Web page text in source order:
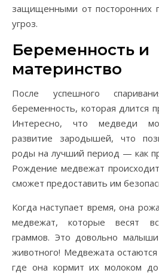
защищенными от посторонних
угроз.
Беременность и
материнство
После успешного
беременность, которая длится
Интересно, что медведи
развитие зародышей, что
роды на лучший период — как
Рождение медвежат
сможет предоставить им
Когда наступает время, она
медвежат, которые весят
граммов. Это довольно малыши
животного! Медвежата
где она кормит их молоком